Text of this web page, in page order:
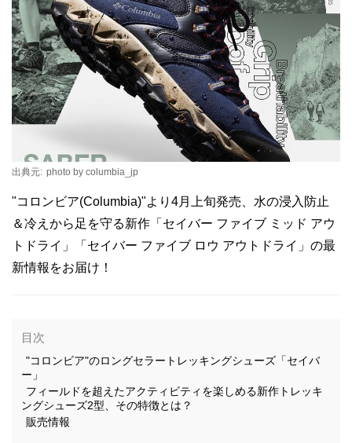
出典元: photo by columbia_jp
"コロンビア(Columbia)"より4月上旬発売、水の浸入防止
＆冷えから足を守る新作「セイバー ファイブ ミッド アウ
トドライ」「セイバー ファイブ ロウ アウトドライ」の最
新情報をお届け！
目次
"コロンビア"のロングセラートレッキングシューズ「セイバ
ー」
フィールドを超えたアクティビティを楽しめる新作トレッキ
ングシューズ2型、その特徴とは？
販売情報